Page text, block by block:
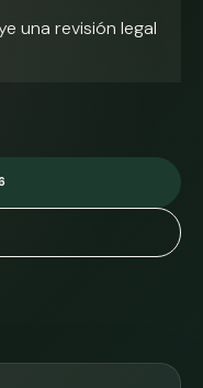
una revisión legal